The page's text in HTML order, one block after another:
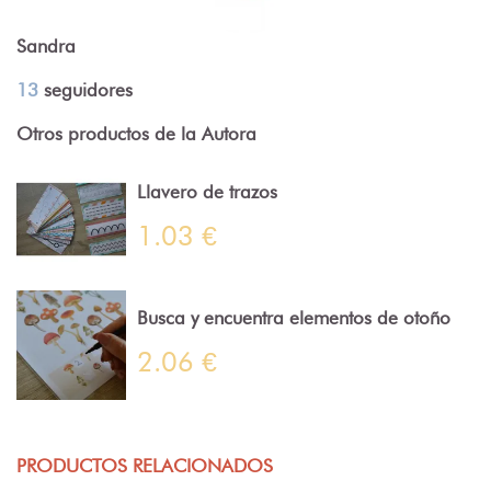
Sandra
13 seguidores
Otros productos de la Autora
Llavero de trazos
1.03 €
Busca y encuentra elementos de otoño
2.06 €
PRODUCTOS RELACIONADOS